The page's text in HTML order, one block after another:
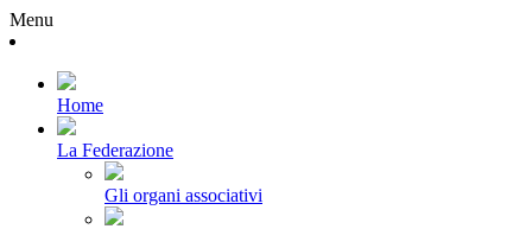
Menu
Home
La Federazione
Gli organi associativi